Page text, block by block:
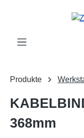
Produkte
368mm